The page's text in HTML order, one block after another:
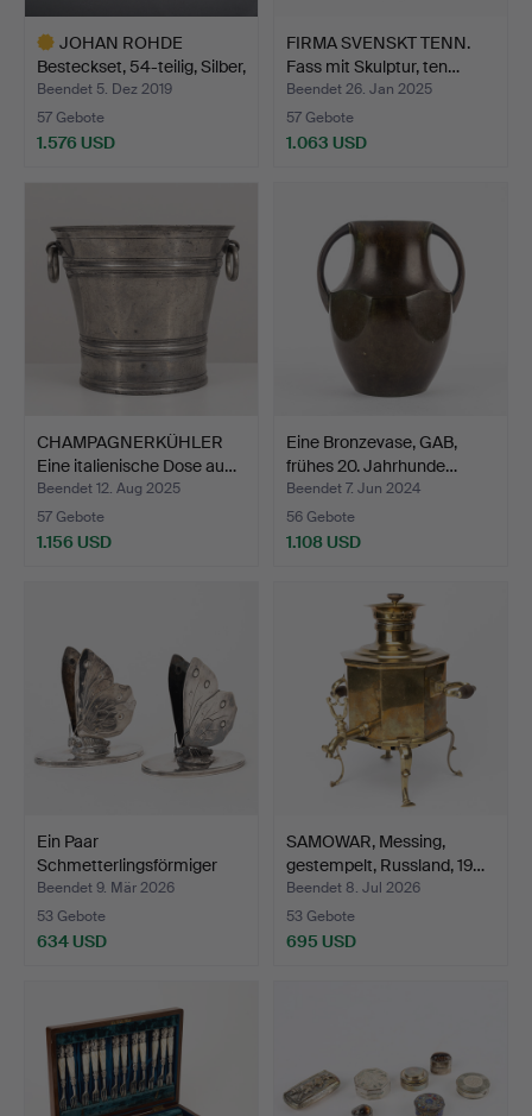
JOHAN ROHDE
Besteckset, 54-teilig, Silber,
…
Beendet 5. Dez 2019
57 Gebote
1.576 USD
FIRMA SVENSKT TENN.
Fass mit Skulptur, ten…
Beendet 26. Jan 2025
57 Gebote
1.063 USD
CHAMPAGNERKÜHLER
Eine italienische Dose au…
Beendet 12. Aug 2025
57 Gebote
1.156 USD
Eine Bronzevase, GAB,
frühes 20. Jahrhunde…
Beendet 7. Jun 2024
56 Gebote
1.108 USD
Ein Paar
Schmetterlingsförmiger
Servietten…
Beendet 9. Mär 2026
53 Gebote
634 USD
SAMOWAR, Messing,
gestempelt, Russland, 19…
Beendet 8. Jul 2026
53 Gebote
695 USD